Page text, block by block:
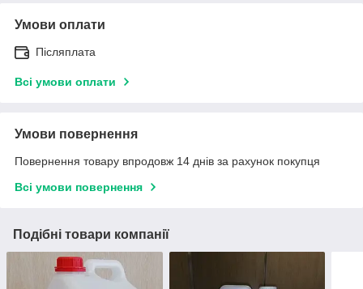
Умови оплати
Післяплата
Всі умови оплати
Умови повернення
Повернення товару впродовж 14 днів за рахунок покупця
Всі умови повернення
Подібні товари компанії